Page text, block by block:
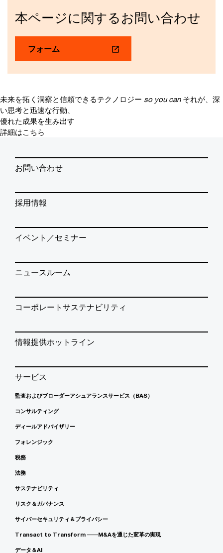
本ページに関するお問い合わせ
フォーム
未来を拓く洞察と信頼できるテクノロジー so you can それが、深
い思考と迅速な行動、
優れた成果を生み出す
詳細はこちら
お問い合わせ
採用情報
イベント／セミナー
ニュースルーム
コーポレートサステナビリティ
情報提供ホットライン
サービス
監査およびブローダーアシュアランスサービス（BAS）
コンサルティング
ディールアドバイザリー
フォレンジック
税務
法務
サステナビリティ
リスク＆ガバナンス
サイバーセキュリティ＆プライバシー
Transact to Transform ――M&Aを通じた変革の実現
データ＆AI